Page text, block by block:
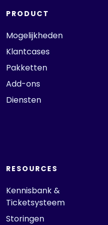
PRODUCT
Mogelijkheden
Klantcases
Pakketten
Add-ons
Diensten
RESOURCES
Kennisbank &
Ticketsysteem
Storingen